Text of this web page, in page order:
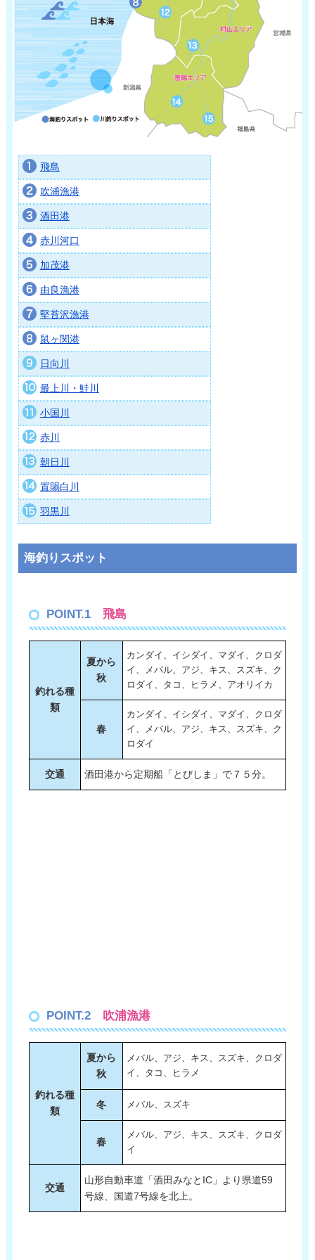
飛島
吹浦漁港
酒田港
赤川河口
加茂港
由良漁港
堅苔沢漁港
鼠ヶ関港
日向川
最上川・鮭川
小国川
赤川
朝日川
置賜白川
羽黒川
海釣りスポット
POINT.1飛島
釣れる種
類
夏から
秋
カンダイ、イシダイ、マダイ、クロダ
イ、メバル、アジ、キス、スズキ、ク
ロダイ、タコ、ヒラメ、アオリイカ
春
カンダイ、イシダイ、マダイ、クロダ
イ、メバル、アジ、キス、スズキ、ク
ロダイ
交通 酒田港から定期船「とびしま」で７５分。
POINT.2吹浦漁港
釣れる種
類
夏から
秋
メバル、アジ、キス、スズキ、クロダ
イ、タコ、ヒラメ
冬 メバル、スズキ
春
メバル、アジ、キス、スズキ、クロダ
イ
交通
山形自動車道「酒田みなとIC」より県道59
号線、国道7号線を北上。
サイトマップ
お問い合わせ
掲載の方法
掲載規約
個人情報保護方針
動作環境
リンク集